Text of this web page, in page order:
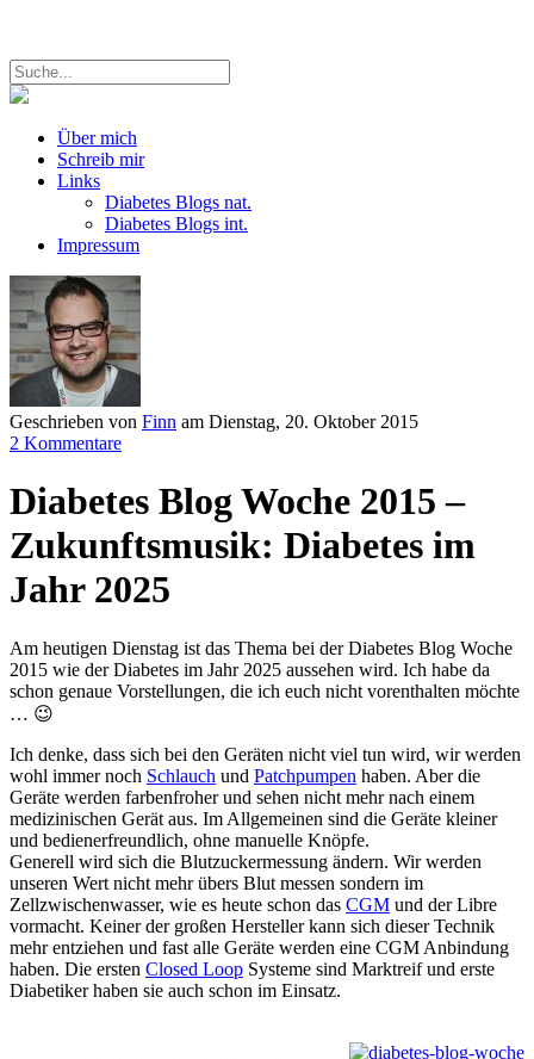
Über mich
Schreib mir
Links
Diabetes Blogs nat.
Diabetes Blogs int.
Impressum
Geschrieben von Finn am Dienstag, 20. Oktober 2015
2 Kommentare
Diabetes Blog Woche 2015 –
Zukunftsmusik: Diabetes im
Jahr 2025
Am heutigen Dienstag ist das Thema bei der Diabetes Blog Woche
2015 wie der Diabetes im Jahr 2025 aussehen wird. Ich habe da
schon genaue Vorstellungen, die ich euch nicht vorenthalten möchte
… 😉
Ich denke, dass sich bei den Geräten nicht viel tun wird, wir werden
wohl immer noch Schlauch und Patchpumpen haben. Aber die
Geräte werden farbenfroher und sehen nicht mehr nach einem
medizinischen Gerät aus. Im Allgemeinen sind die Geräte kleiner
und bedienerfreundlich, ohne manuelle Knöpfe.
Generell wird sich die Blutzuckermessung ändern. Wir werden
unseren Wert nicht mehr übers Blut messen sondern im
Zellzwischenwasser, wie es heute schon das CGM und der Libre
vormacht. Keiner der großen Hersteller kann sich dieser Technik
mehr entziehen und fast alle Geräte werden eine CGM Anbindung
haben. Die ersten Closed Loop Systeme sind Marktreif und erste
Diabetiker haben sie auch schon im Einsatz.